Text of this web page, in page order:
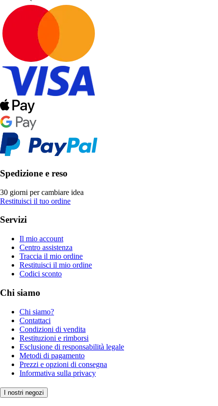
Spedizione e reso
30 giorni per cambiare idea
Restituisci il tuo ordine
Servizi
Il mio account
Centro assistenza
Traccia il mio ordine
Restituisci il mio ordine
Codici sconto
Chi siamo
Chi siamo?
Contattaci
Condizioni di vendita
Restituzioni e rimborsi
Esclusione di responsabilità legale
Metodi di pagamento
Prezzi e opzioni di consegna
Informativa sulla privacy
I nostri negozi